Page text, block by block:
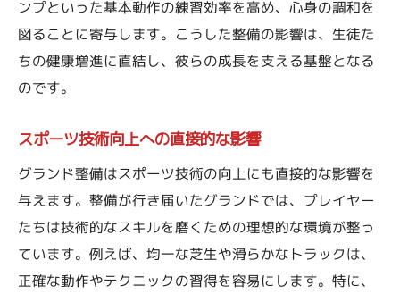
生徒たちの積極的な参加を促す要因
インフラとしての整備の役割
生徒の自己表現の場としての価値
情熱を育むための持続可能な整備
学校のグランド整備が天候に左右されない練習
環境を実現
全天候型グランドの設計と利点
吸水技術が変える練習の在り方
異常気象への対応策と整備
ンプといった基本動作の練習効率を高め、心身の調和を
図ることに寄与します。こうした整備の影響は、生徒た
ちの健康増進に直結し、彼らの成長を支える基盤となる
のです。
スポーツ技術向上への直接的な影響
グランド整備はスポーツ技術の向上にも直接的な影響を
与えます。整備が行き届いたグランドでは、プレイヤー
たちは技術的なスキルを磨くための理想的な環境が整っ
ています。例えば、均一な芝生や滑らかなトラックは、
正確な動作やテクニックの習得を容易にします。特に、